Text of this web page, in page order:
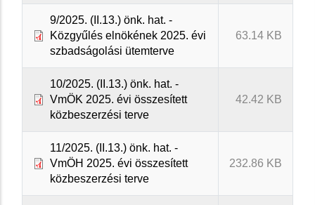
9/2025. (II.13.) önk. hat. -
Közgyűlés elnökének 2025. évi
szbadságolási ütemterve
63.14 KB
10/2025. (II.13.) önk. hat. -
VmÖK 2025. évi összesített
közbeszerzési terve
42.42 KB
11/2025. (II.13.) önk. hat. -
VmÖH 2025. évi összesített
közbeszerzési terve
232.86 KB